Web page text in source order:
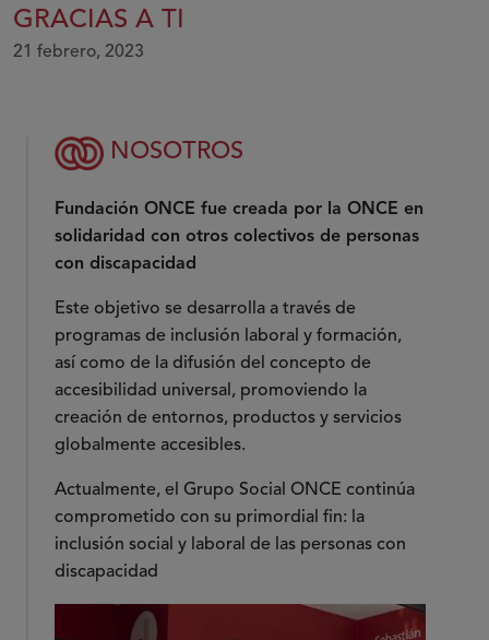
GRACIAS A TI
21 febrero, 2023
NOSOTROS
Fundación ONCE fue creada por la ONCE en
solidaridad con otros colectivos de personas
con discapacidad
Este objetivo se desarrolla a través de
programas de inclusión laboral y formación,
así como de la difusión del concepto de
accesibilidad universal, promoviendo la
creación de entornos, productos y servicios
globalmente accesibles.
Actualmente, el Grupo Social ONCE continúa
comprometido con su primordial fin: la
inclusión social y laboral de las personas con
discapacidad